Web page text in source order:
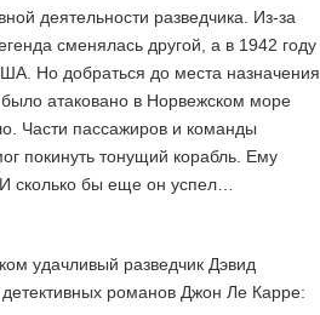
деятельности разведчика. Из-за
сменялась другой, а в 1942 году
Но добраться до места назначения
атаковано в Норвежском море
Части пассажиров и команды
покинуть тонущий корабль. Ему
сколько бы еще он успел…
удачливый разведчик Дэвид
романов Джон Ле Карре: